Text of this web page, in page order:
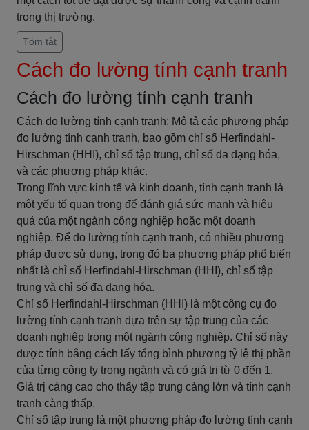
trong thị trường.
Tóm tắt
Cách đo lường tính cạnh tranh
Cách đo lường tính cạnh tranh
Cách đo lường tính cạnh tranh: Mô tả các phương pháp
đo lường tính cạnh tranh, bao gồm chỉ số Herfindahl-
Hirschman (HHI), chỉ số tập trung, chỉ số đa dạng hóa,
và các phương pháp khác.
Trong lĩnh vực kinh tế và kinh doanh, tính cạnh tranh là
một yếu tố quan trọng để đánh giá sức mạnh và hiệu
quả của một ngành công nghiệp hoặc một doanh
nghiệp. Để đo lường tính cạnh tranh, có nhiều phương
pháp được sử dụng, trong đó ba phương pháp phổ biến
nhất là chỉ số Herfindahl-Hirschman (HHI), chỉ số tập
trung và chỉ số đa dạng hóa.
Chỉ số Herfindahl-Hirschman (HHI) là một công cụ đo
lường tính cạnh tranh dựa trên sự tập trung của các
doanh nghiệp trong một ngành công nghiệp. Chỉ số này
được tính bằng cách lấy tổng bình phương tỷ lệ thị phần
của từng công ty trong ngành và có giá trị từ 0 đến 1.
Giá trị càng cao cho thấy tập trung càng lớn và tính cạnh
tranh càng thấp.
Chỉ số tập trung là một phương pháp đo lường tính cạnh